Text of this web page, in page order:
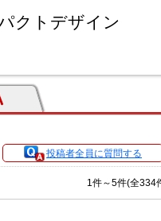
クトデザイン
投稿者全員に質問する
1件～5件(全